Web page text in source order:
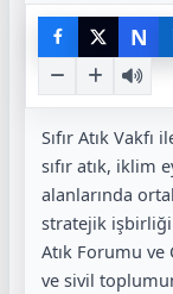
N
Sıfır Atık Vakfı
sıfır atık, iklim
alanlarında
stratejik işbirliği
Atık Forumu ve
ve sivil